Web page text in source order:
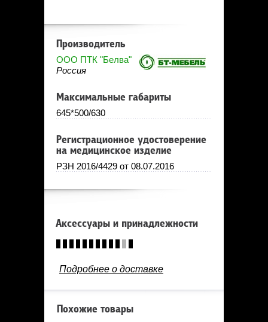
Производитель
ООО ПТК "Белва"
Россия
Максимальные габариты
645*500/630
Регистрационное удостоверение
на медицинское изделие
РЗН 2016/4429 от 08.07.2016
Аксессуары и принадлежности
Подробнее о доставке
Похожие товары